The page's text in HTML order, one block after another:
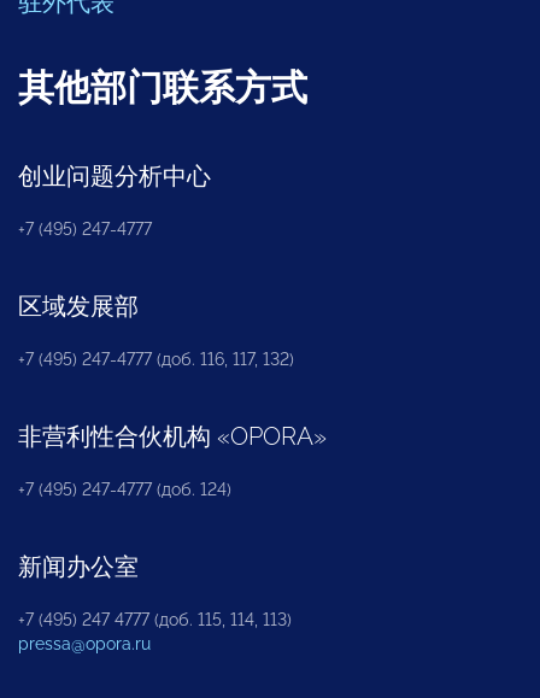
其他部门联系方式
创业问题分析中心
+7 (495) 247-4777
区域发展部
+7 (495) 247-4777 (доб. 116, 117, 132)
非营利性合伙机构 «OPORA»
+7 (495) 247-4777 (доб. 124)
新闻办公室
+7 (495) 247 4777 (доб. 115, 114, 113)
pressa@opora.ru